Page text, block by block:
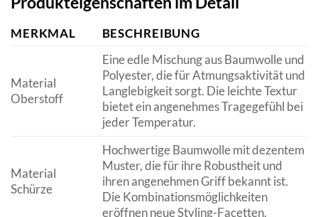
MERKMAL BESCHREIBUNG
Material
Oberstoff
Eine edle Mischung aus Baumwolle und
Polyester, die für Atmungsaktivität und
Langlebigkeit sorgt. Die leichte Textur
bietet ein angenehmes Tragegefühl bei
jeder Temperatur.
Material
Schürze
Hochwertige Baumwolle mit dezentem
Muster, die für ihre Robustheit und
ihren angenehmen Griff bekannt ist.
Die Kombinationsmöglichkeiten
eröffnen neue Styling-Facetten.